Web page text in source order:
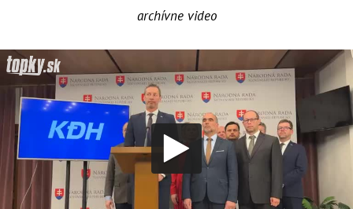
archívne video